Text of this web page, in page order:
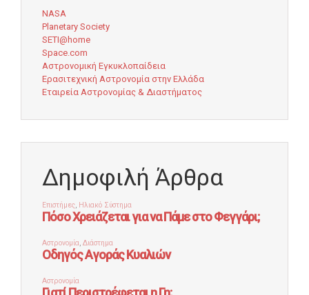
NASA
Planetary Society
SETI@home
Space.com
Αστρονομική Εγκυκλοπαίδεια
Ερασιτεχνική Αστρονομία στην Ελλάδα
Εταιρεία Αστρονομίας & Διαστήματος
Δημοφιλή Άρθρα